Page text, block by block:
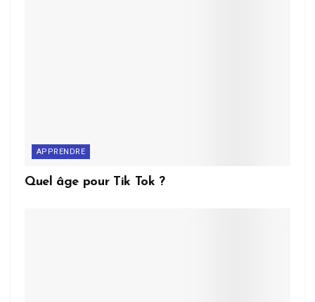
APPRENDRE
Quel âge pour Tik Tok ?